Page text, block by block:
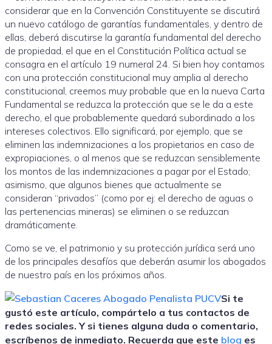
considerar que en la Convención Constituyente se discutirá
un nuevo catálogo de garantías fundamentales, y dentro de
ellas, deberá discutirse la garantía fundamental del derecho
de propiedad, el que en el Constitución Política actual se
consagra en el artículo 19 numeral 24. Si bien hoy contamos
con una protección constitucional muy amplia al derecho
constitucional, creemos muy probable que en la nueva Carta
Fundamental se reduzca la protección que se le da a este
derecho, el que probablemente quedará subordinado a los
intereses colectivos. Ello significará, por ejemplo, que se
eliminen las indemnizaciones a los propietarios en caso de
expropiaciones, o al menos que se reduzcan sensiblemente
los montos de las indemnizaciones a pagar por el Estado;
asimismo, que algunos bienes que actualmente se
consideran “privados” (como por ej: el derecho de aguas o
las pertenencias mineras) se eliminen o se reduzcan
dramáticamente.
Como se ve, el patrimonio y su protección jurídica será uno
de los principales desafíos que deberán asumir los abogados
de nuestro país en los próximos años.
Si te
gustó este artículo, compártelo a tus contactos de
redes sociales. Y si tienes alguna duda o comentario,
escríbenos de inmediato. Recuerda que este blog es